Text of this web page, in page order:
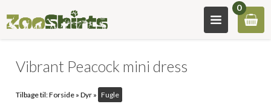
0
Vibrant Peacock mini dress
Tilbage til:Forside »Dyr » Fugle